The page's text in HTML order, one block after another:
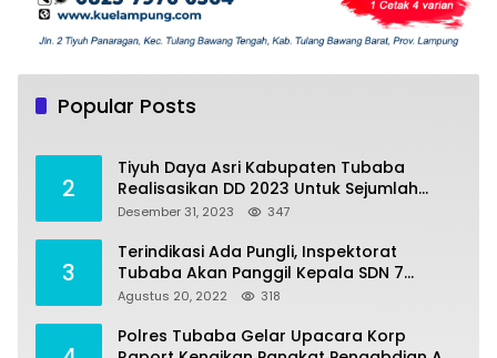
Popular Posts
Pembangunan
Juli 4, 2022
2
Tiyuh Daya Asri Kabupaten Tubaba
Realisasikan DD 2023 Untuk Sejumlah
Program Pembangunan
Desember 31, 2023 347
3
Terindikasi Ada Pungli, Inspektorat
Tubaba Akan Panggil Kepala SDN 7
Penumangan Baru
Agustus 20, 2022 318
Polres Tubaba Gelar Upacara Korp